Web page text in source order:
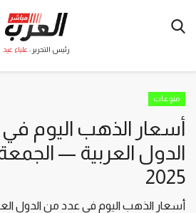
رئيس التحرير : علياء عيد
منوعات
أسعار الذهب اليوم
2025